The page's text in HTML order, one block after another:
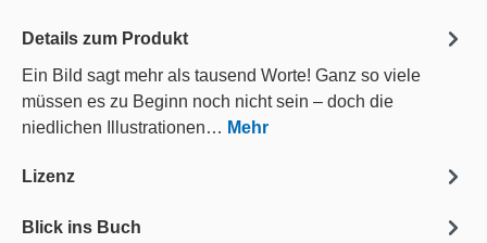
Details zum Produkt
Ein Bild sagt mehr als tausend Worte! Ganz so viele
müssen es zu Beginn noch nicht sein – doch die
niedlichen Illustrationen… Mehr
Lizenz
Blick ins Buch